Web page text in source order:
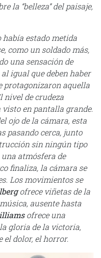
la “belleza” del paisaje,
había estado metida
como un soldado más,
una sensación de
igual que deben haber
protagonizaron aquella
nivel de crudeza
visto en pantalla grande.
ojo de la cámara, esta
pasando cerca, junto
sin ningún tipo
atmósfera de
finaliza, la cámara se
Los movimientos se
ofrece viñetas de la
ausente hasta
ofrece una
gloria de la victoria,
el dolor, el horror.